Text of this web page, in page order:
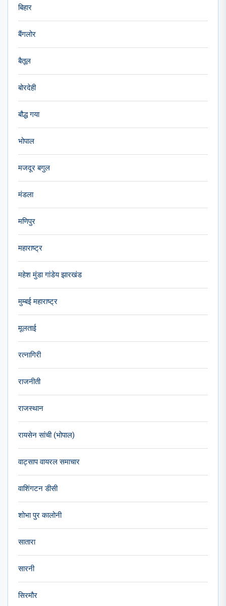
बिहार
बैंगलोर
बैतूल
बोरदेही
बौद्ध गया
भोपाल
मजदूर बगुल
मंडला
मणिपुर
महाराष्ट्र
महेश मुंडा गांडेय झारखंड
मुम्बई महाराष्ट्र
मूलताई
रत्नागिरी
राजनीती
राजस्थान
रायसेन सांची (भोपाल)
वाट्साप वायरल समाचार
वाशिंगटन डीसी
शोभा पुर कालोनी
सातारा
सारनी
सिरमौर